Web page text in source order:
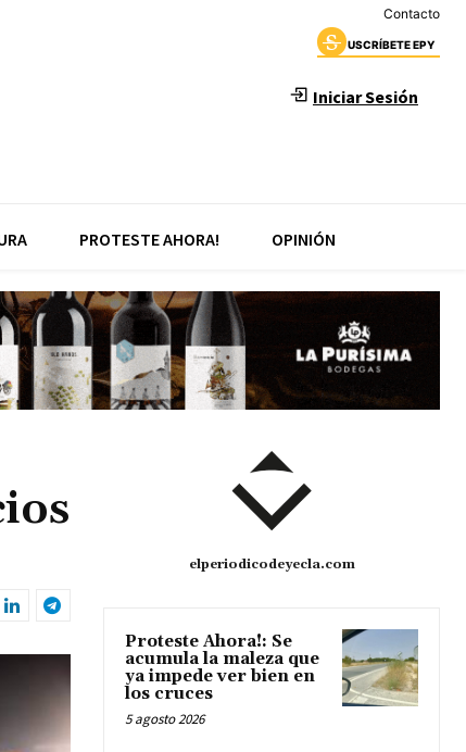
Contacto
USCRÍBETE EPY
Iniciar Sesión
PROTESTE AHORA! OPINIÓN
elperiodicodeyecla.com
Proteste Ahora!: Se
acumula la maleza que
ya impede ver bien en
los cruces
5 agosto 2026